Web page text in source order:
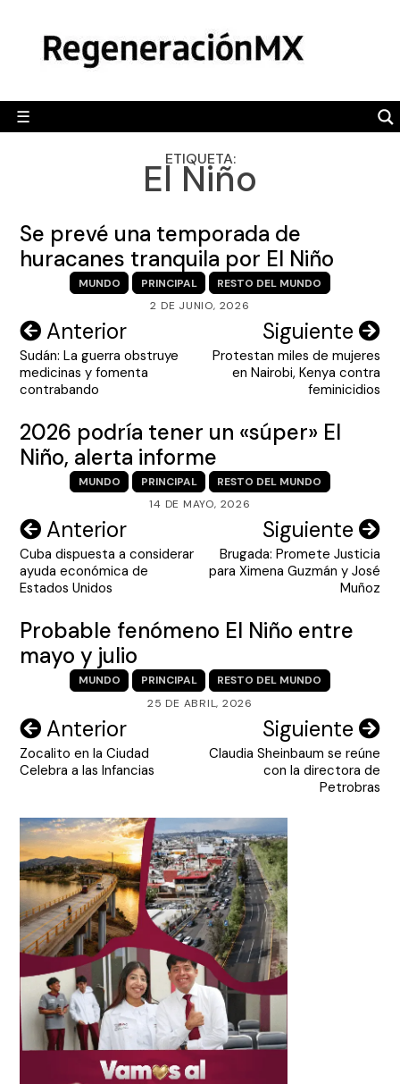
content
☰
POLÍTICA
CAMALEÓN
OPINIÓN
ENGLISH SECTION
VIDEOS
ETIQUETA:
El Niño
Se prevé una temporada de
huracanes tranquila por El Niño
MUNDO PRINCIPAL
RESTO DEL MUNDO
2 DE JUNIO, 2026
Navegación
de
entradas
Anterior
Sudán: La guerra obstruye
medicinas y fomenta
contrabando
Siguiente
Protestan miles de mujeres
en Nairobi, Kenya contra
feminicidios
2026 podría tener un «súper» El
Niño, alerta informe
MUNDO PRINCIPAL
RESTO DEL MUNDO
14 DE MAYO, 2026
Navegación
de
entradas
Anterior
Cuba dispuesta a considerar
ayuda económica de
Estados Unidos
Siguiente
Brugada: Promete Justicia
para Ximena Guzmán y José
Muñoz
Probable fenómeno El Niño entre
mayo y julio
MUNDO PRINCIPAL
RESTO DEL MUNDO
25 DE ABRIL, 2026
Navegación
de
Anterior
Zocalito en la Ciudad
Celebra a las Infancias
Siguiente
Claudia Sheinbaum se reúne
con la directora de
Petrobras